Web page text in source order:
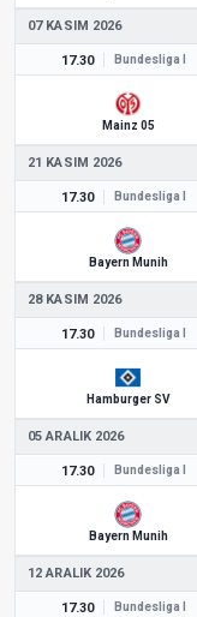
07 KASIM 2026
17.30 Bundesliga I
Mainz 05
21 KASIM 2026
17.30 Bundesliga I
Bayern Munih
28 KASIM 2026
17.30 Bundesliga I
Hamburger SV
05 ARALIK 2026
17.30 Bundesliga I
Bayern Munih
12 ARALIK 2026
17.30 Bundesliga I